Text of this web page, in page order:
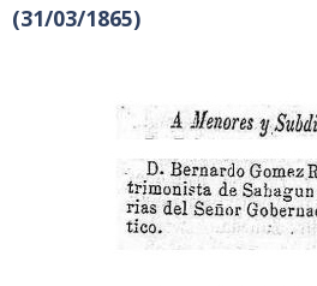
(31/03/1865)